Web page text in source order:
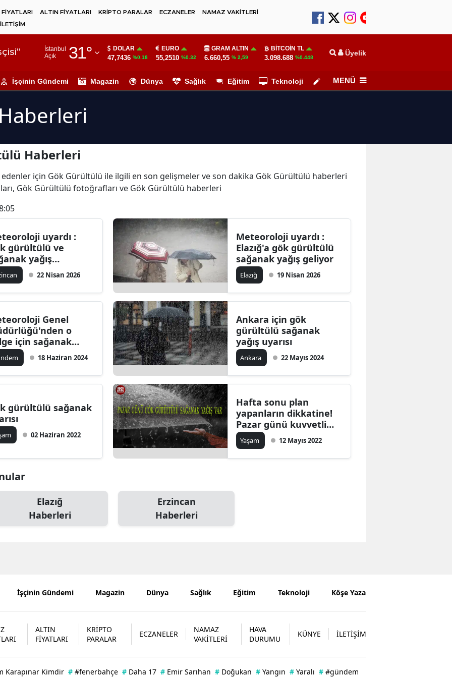
ALTIN FİYATLARI KRİPTO PARALAR ECZANELER
NAMAZ VAKİTLERİ
İLETİŞİM
İstanbul
Açık
31°
Adıyaman
Ağrı
Amasya
Antalya
Artvin
Balıkesir
Bilecik
Bitlis
Bolu
Burdur
Bursa
Çanakkale
Çankırı
Çorum
Erzincan
Erzurum
Giresun
Gümüşhane
Hakkari
Isparta
DOLAR
47,7436 %0.18
EURO
55,2510 %0.32
GRAM ALTIN
6.660,55 % 2,59
BITCOIN TL
3.098.688 %0.448 Üyelik
İşçinin Gündemi Magazin Dünya Sağlık Eğitim Teknoloji Köşe Yazarları
MENÜ
Haberleri
için Gök Gürültülü ile ilgili en son gelişmeler ve son dakika Gök Gürültülü haberleri
Gök Gürültülü fotoğrafları ve Gök Gürültülü haberleri
uyardı :
gürültülü ve
yağış
22 Nisan 2026
Meteoroloji uyardı :
Elazığ'a gök gürültülü
sağanak yağış geliyor
Elazığ 19 Nisan 2026
Genel
o
için sağanak
18 Haziran 2024
Ankara için gök
gürültülü sağanak
yağış uyarısı
Ankara 22 Mayıs 2024
gürültülü sağanak
02 Haziran 2022
Hafta sonu plan
yapanların dikkatine!
Pazar günü kuvvetli
sağanak yağış geliyor
Yaşam 12 Mayıs 2022
Elazığ
Haberleri
Erzincan
Haberleri
İşçinin Gündemi Magazin Dünya Sağlık Eğitim Teknoloji Köşe Yazarları
ALTIN
FİYATLARI
KRİPTO
PARALAR
ECZANELER
NAMAZ
VAKİTLERİ
HAVA
DURUMU
KÜNYE İLETİŞİM
Karapınar Kimdir # #fenerbahçe # Daha 17 # Emir Sarıhan # Doğukan # Yangın # Yaralı # #gündem